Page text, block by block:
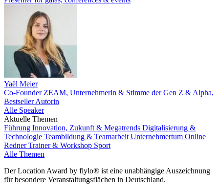
Yaël Meier
Co-Founder ZEAM, Unternehmerin & Stimme der Gen Z & Alpha,
Bestseller Autorin
Alle Speaker
Aktuelle Themen
Führung Innovation, Zukunft & Megatrends Digitalisierung &
Technologie Teambildung & Teamarbeit Unternehmertum Online
RednerTrainer & Workshop Sport
Alle Themen
Der Location Award by fiylo® ist eine unabhängige Auszeichnung
für besondere Veranstaltungsflächen in Deutschland.